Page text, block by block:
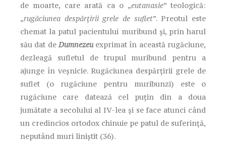
de moarte, care arată ca o „eutanasie” teologică:
„rugăciunea despărțirii grele de suflet”. Preotul este
chemat la patul pacientului muribund și, prin harul
său dat deDumnezeuexprimat în această rugăciune,
dezleagă sufletul de trupul muribund pentru a
ajunge în veșnicie. Rugăciunea despărțirii grele de
suflet (o rugăciune pentru muribunzi) este o
rugăciune care datează cel puțin din a doua
jumătate a secolului al IV-lea și se face atunci când
un credincios ortodox chinuie pe patul de suferință,
neputând muri liniștit (36).